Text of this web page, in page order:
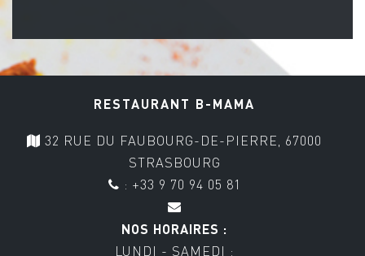
RESTAURANT B-MAMA
32 RUE DU FAUBOURG-DE-PIERRE, 67000
STRASBOURG
: +33 9 70 94 05 81
NOS HORAIRES :
LUNDI - SAMEDI :